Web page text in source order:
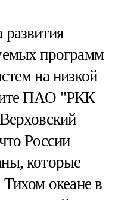
развития
программ
на низкой
ПАО "РКК
России
которые
океане в